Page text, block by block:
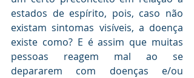
estados de espírito, pois, caso não
existam sintomas visíveis, a doença
existe como? E é assim que muitas
pessoas reagem mal ao se
depararem com doenças e/ou